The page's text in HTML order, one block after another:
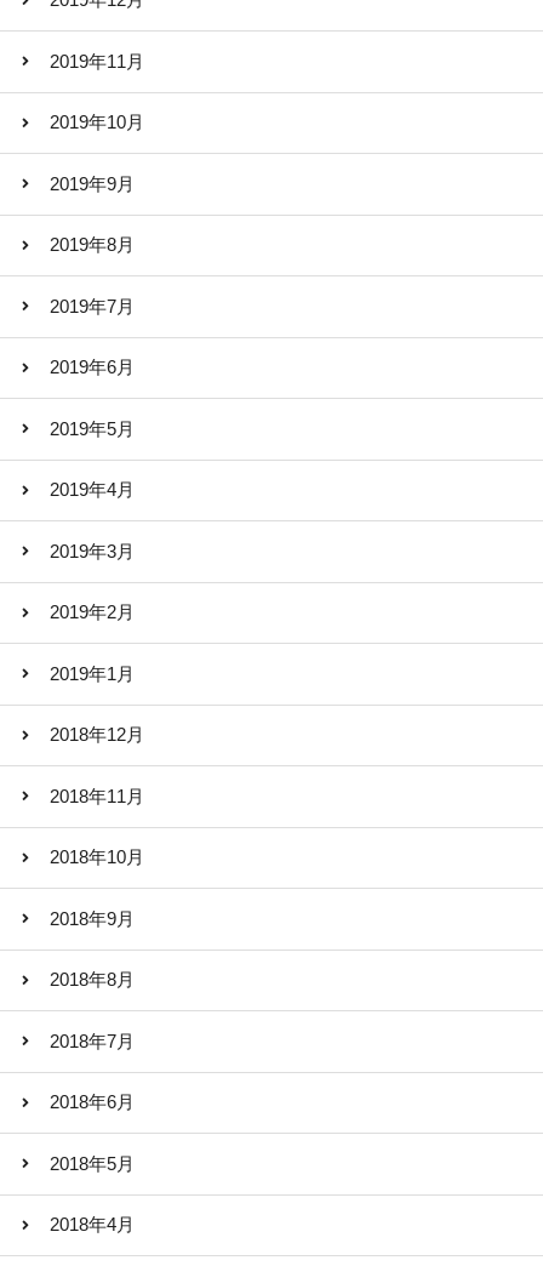
2019年11月
2019年10月
2019年9月
2019年8月
2019年7月
2019年6月
2019年5月
2019年4月
2019年3月
2019年2月
2019年1月
2018年12月
2018年11月
2018年10月
2018年9月
2018年8月
2018年7月
2018年6月
2018年5月
2018年4月